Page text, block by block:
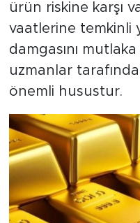
ürün riskine karşı
vaatlerine temkinli
damgasını
uzmanlar
önemli husustur.